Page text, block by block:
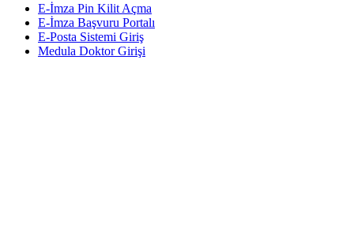
E-İmza Pin Kilit Açma
E-İmza Başvuru Portalı
E-Posta Sistemi Giriş
Medula Doktor Girişi